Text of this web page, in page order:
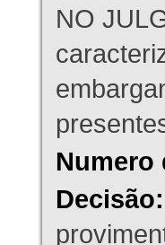
NO
Numero
Decisão: